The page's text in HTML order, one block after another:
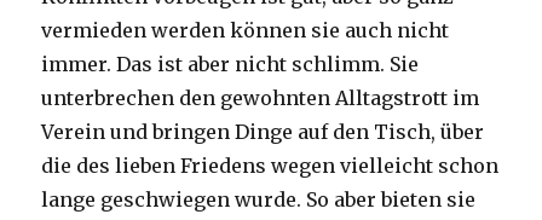
vermieden werden können sie auch nicht
immer. Das ist aber nicht schlimm. Sie
unterbrechen den gewohnten Alltagstrott im
Verein und bringen Dinge auf den Tisch, über
die des lieben Friedens wegen vielleicht schon
lange geschwiegen wurde. So aber bieten sie